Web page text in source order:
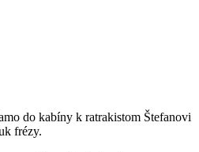
do kabíny k ratrakistom Štefanovi
frézy.